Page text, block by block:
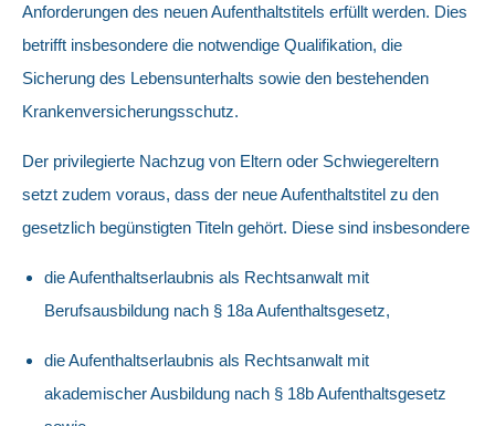
Anforderungen des neuen Aufenthaltstitels erfüllt werden. Dies
betrifft insbesondere die notwendige Qualifikation, die
Sicherung des Lebensunterhalts sowie den bestehenden
Krankenversicherungsschutz.
Der privilegierte Nachzug von Eltern oder Schwiegereltern
setzt zudem voraus, dass der neue Aufenthaltstitel zu den
gesetzlich begünstigten Titeln gehört. Diese sind insbesondere
die Aufenthaltserlaubnis als Rechtsanwalt mit
Berufsausbildung nach § 18a Aufenthaltsgesetz,
die Aufenthaltserlaubnis als Rechtsanwalt mit
akademischer Ausbildung nach § 18b Aufenthaltsgesetz